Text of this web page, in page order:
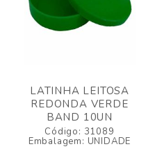
LATINHA LEITOSA
REDONDA VERDE
BAND 10UN
Código: 31089
Embalagem: UNIDADE